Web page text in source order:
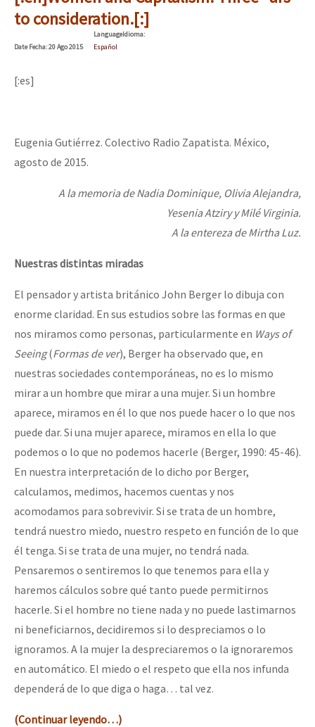
Mundo
AutonomÍa y Resistencia
Migración
Presos
Audio
Fotorreportaje
Video
Otras secciones
Semillero Guerra contra la Humanidad. (Las poblaciones y
la naturaleza bajo asedio)
Libros para descargar
Medios Libres
COVID-19
Eventos
Contacto
Se o México sabe, que o mundo saiba! Nossas lutas pela
[25 abr – CDMX] Tokín por el CNI: 30 años de Resistencia y
to consideration.[:]
DateFecha: 20 Ago 2015
LanguageIdioma:
Español
[:es]
Eugenia Gutiérrez. Colectivo Radio Zapatista. México,
agosto de 2015.
A la memoria de Nadia Dominique, Olivia Alejandra,
Yesenia Atziry y Milé Virginia.
A la entereza de Mirtha Luz.
Nuestras distintas miradas
El pensador y artista británico John Berger lo dibuja con
enorme claridad. En sus estudios sobre las formas en que
nos miramos como personas, particularmente en Ways of
Seeing(Formas de ver), Berger ha observado que, en
nuestras sociedades contemporáneas, no es lo mismo
mirar a un hombre que mirar a una mujer. Si un hombre
aparece, miramos en él lo que nos puede hacer o lo que nos
puede dar. Si una mujer aparece, miramos en ella lo que
podemos o lo que no podemos hacerle (Berger, 1990: 45-46).
En nuestra interpretación de lo dicho por Berger,
calculamos, medimos, hacemos cuentas y nos
acomodamos para sobrevivir. Si se trata de un hombre,
tendrá nuestro miedo, nuestro respeto en función de lo que
él tenga. Si se trata de una mujer, no tendrá nada.
Pensaremos o sentiremos lo que tenemos para ella y
haremos cálculos sobre qué tanto puede permitirnos
hacerle. Si el hombre no tiene nada y no puede lastimarnos
ni beneficiarnos, decidiremos si lo despreciamos o lo
ignoramos. A la mujer la despreciaremos o la ignoraremos
en automático. El miedo o el respeto que ella nos infunda
dependerá de lo que diga o haga… tal vez.
(Continuar leyendo…)